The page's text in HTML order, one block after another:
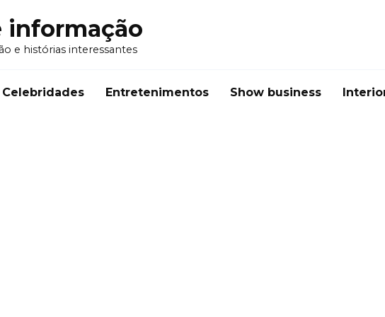
informação
e histórias interessantes
Celebridades Entretenimentos Show business